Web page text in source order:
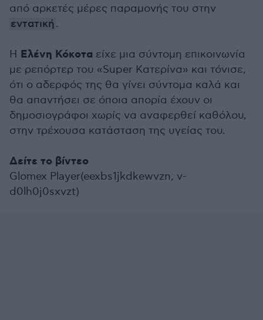
από αρκετές μέρες παραμονής του στην
εντατική.
Η Ελένη Κόκοτα είχε μια σύντομη επικοινωνία
με ρεπόρτερ του «Super Κατερίνα» και τόνισε,
ότι ο αδερφός της θα γίνει σύντομα καλά και
θα απαντήσει σε όποια απορία έχουν οι
δημοσιογράφοι χωρίς να αναφερθεί καθόλου,
στην τρέχουσα κατάσταση της υγείας του.
Δείτε το βίντεο
Glomex Player(eexbs1jkdkewvzn, v-
d0lh0j0sxvzt)